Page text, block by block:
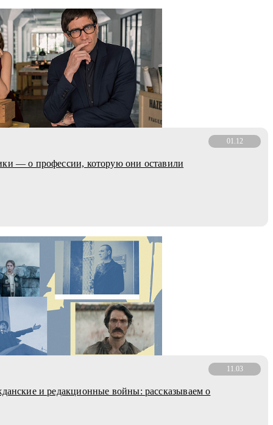
01.12
— о профессии, которую они оставили
11.03
и редакционные войны: рассказываем о